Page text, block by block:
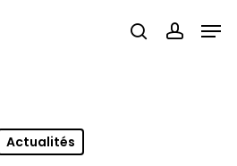
search
Actualités